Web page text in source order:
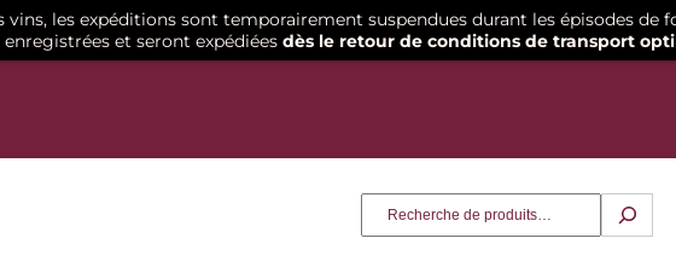
les expéditions sont temporairement suspendues durant les épisodes de
et seront expédiées dès le retour de conditions de transport